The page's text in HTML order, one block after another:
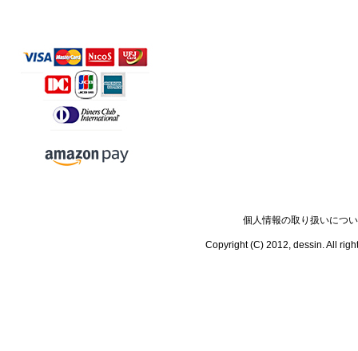
個人情報の取り扱いにつ
Copyright (C) 2012, dessin. All